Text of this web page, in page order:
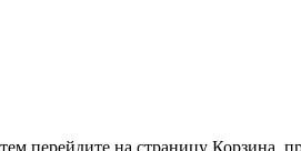
перейдите на страницу Корзина,